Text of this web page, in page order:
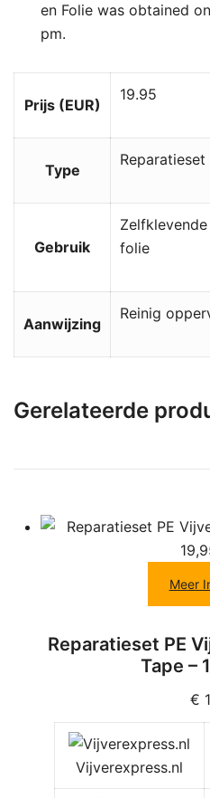
en Folie was obtained
pm.
Prijs (EUR)
19.95
Type
Reparatieset
Gebruik
folie
Aanwijzing
Reinig
Gerelateerde
Meer
Reparatieset PE
Tape –
€
Vijverexpress.nl